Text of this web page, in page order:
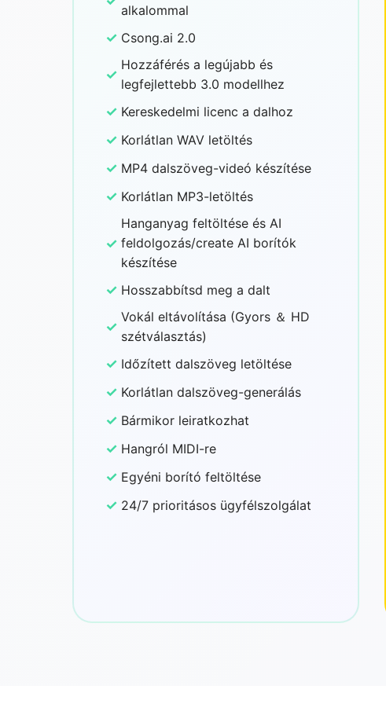
alkalommal
✓ Csong.ai 2.0
✓
Hozzáférés a legújabb és
legfejlettebb 3.0 modellhez
✓ Kereskedelmi licenc a dalhoz
✓ Korlátlan WAV letöltés
✓ MP4 dalszöveg-videó készítése
✓ Korlátlan MP3-letöltés
✓
Hanganyag feltöltése és AI
feldolgozás/create AI borítók
készítése
✓ Hosszabbítsd meg a dalt
✓
Vokál eltávolítása (Gyors ＆ HD
szétválasztás)
✓ Időzített dalszöveg letöltése
✓ Korlátlan dalszöveg-generálás
✓ Bármikor leiratkozhat
✓ Hangról MIDI-re
✓ Egyéni borító feltöltése
✓ 24/7 prioritásos ügyfélszolgálat